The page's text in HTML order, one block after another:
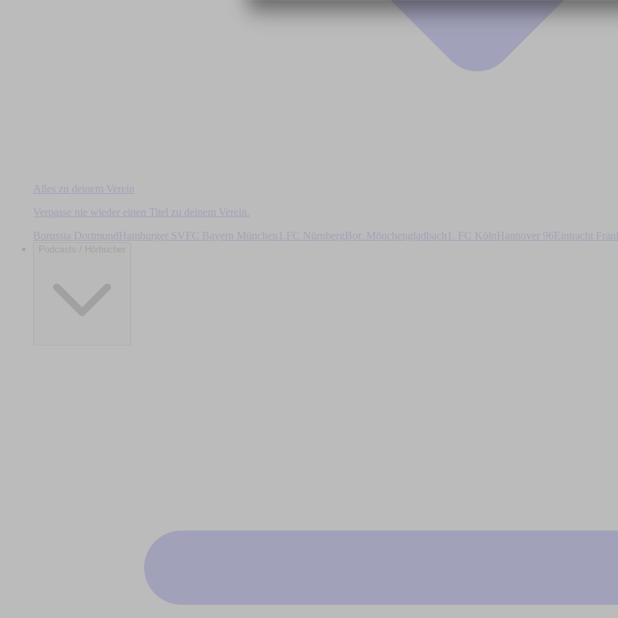
Alles zu deinem Verein
Verpasse nie wieder einen Titel zu deinem Verein.
Borussia DortmundHamburger SV FC Bayern München 1.FC Nürnberg Bor. Mönchengladbach 1. FC Köln Hannover 96Eintracht
Podcasts / Hörbücher